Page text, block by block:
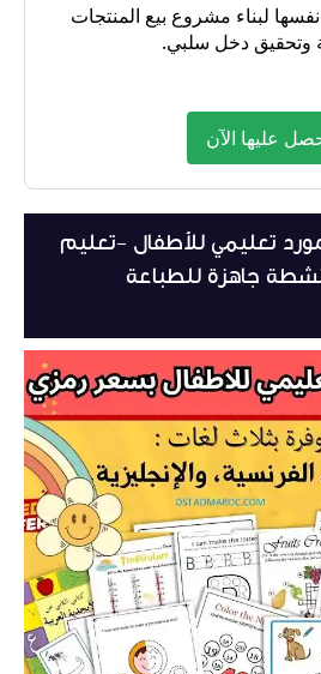
لبناء مشروع بيع المنتجات
وتحقيق دخل سلبي.
عليها الآن
من 35,000 مورد تعليمي للأطفال -تعليم
جاهزة للطباعة